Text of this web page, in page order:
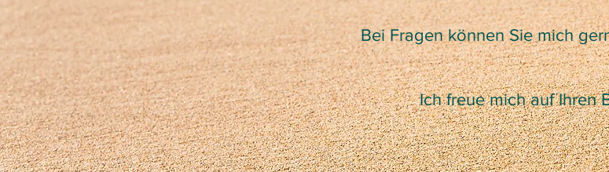
Bei Fragen können Sie mich
Ich freue mich auf Ihren